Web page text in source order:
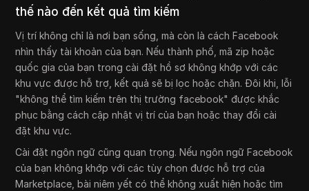
thế nào đến kết quả tìm kiếm
Vị trí không chỉ là nơi bạn sống, mà còn là cách Facebook
nhìn thấy tài khoản của bạn. Nếu thành phố, mã zip hoặc
quốc gia của bạn trong cài đặt hồ sơ không khớp với các
khu vực được hỗ trợ, kết quả sẽ bị lọc hoặc chặn. Đôi khi, lỗi
"không thể tìm kiếm trên thị trường facebook" được khắc
phục bằng cách cập nhật vị trí của bạn hoặc thay đổi cài
đặt khu vực.
Cài đặt ngôn ngữ cũng quan trọng. Nếu ngôn ngữ Facebook
của bạn không khớp với các tùy chọn được hỗ trợ của
Marketplace, bài niêm yết có thể không xuất hiện hoặc tìm